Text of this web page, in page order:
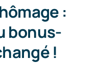
:
bonus-
!